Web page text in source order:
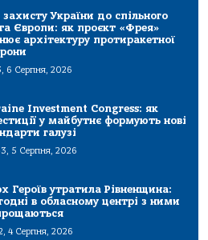
захисту України до спільного
Європи: як проєкт «Фрея»
архітектуру протиракетної
6 Серпня, 2026
Investment Congress: як
у майбутнє формують нові
галузі
5 Серпня, 2026
Героїв утратила Рівненщина:
в обласному центрі з ними
4 Серпня, 2026